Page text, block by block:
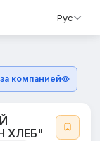
Рус
компанией
ХЛЕБ"